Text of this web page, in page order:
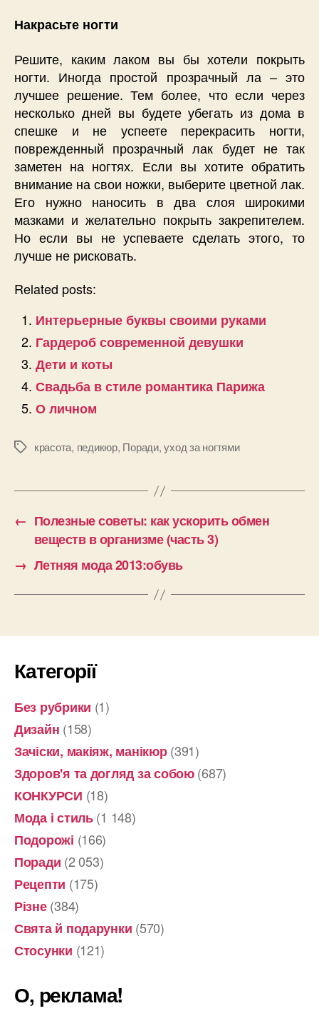
Накрасьте ногти
Решите, каким лаком вы бы хотели покрыть
ногти. Иногда простой прозрачный ла – это
лучшее решение. Тем более, что если через
несколько дней вы будете убегать из дома в
спешке и не успеете перекрасить ногти,
поврежденный прозрачный лак будет не так
заметен на ногтях. Если вы хотите обратить
внимание на свои ножки, выберите цветной лак.
Его нужно наносить в два слоя широкими
мазками и желательно покрыть закрепителем.
Но если вы не успеваете сделать этого, то
лучше не рисковать.
Related posts:
Интерьерные буквы своими руками
Гардероб современной девушки
Дети и коты
Свадьба в стиле романтика Парижа
О личном
Позначки
красота, педикюр, Поради,уход за ногтями
← Полезные советы: как ускорить обмен
веществ в организме (часть 3)
→ Летняя мода 2013:обувь
Категорії
Без рубрики (1)
Дизайн (158)
Зачіски, макіяж, манікюр(391)
Здоров'я та догляд за собою(687)
КОНКУРСИ (18)
Мода і стиль(1 148)
Подорожі (166)
Поради (2 053)
Рецепти (175)
Різне(384)
Свята й подарунки (570)
Стосунки (121)
О, реклама!